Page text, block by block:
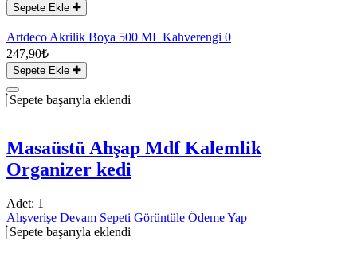
Sepete Ekle
Artdeco Akrilik Boya 500 ML Kahverengi 0
247,90₺
Sepete Ekle
Sepete başarıyla eklendi
Masaüstü Ahşap Mdf Kalemlik
Organizer kedi
Adet: 1
Alışverişe Devam Sepeti Görüntüle Ödeme Yap
Sepete başarıyla eklendi